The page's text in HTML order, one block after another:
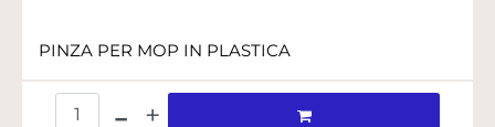
PINZA PER MOP IN PLASTICA